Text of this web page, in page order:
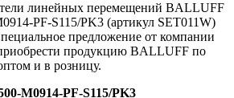
линейных перемещений BALLUFF
PF-S115/PK3 (артикул SET011W)
предложение от компании
продукцию BALLUFF по
и в розницу.
M0914-PF-S115/PK3